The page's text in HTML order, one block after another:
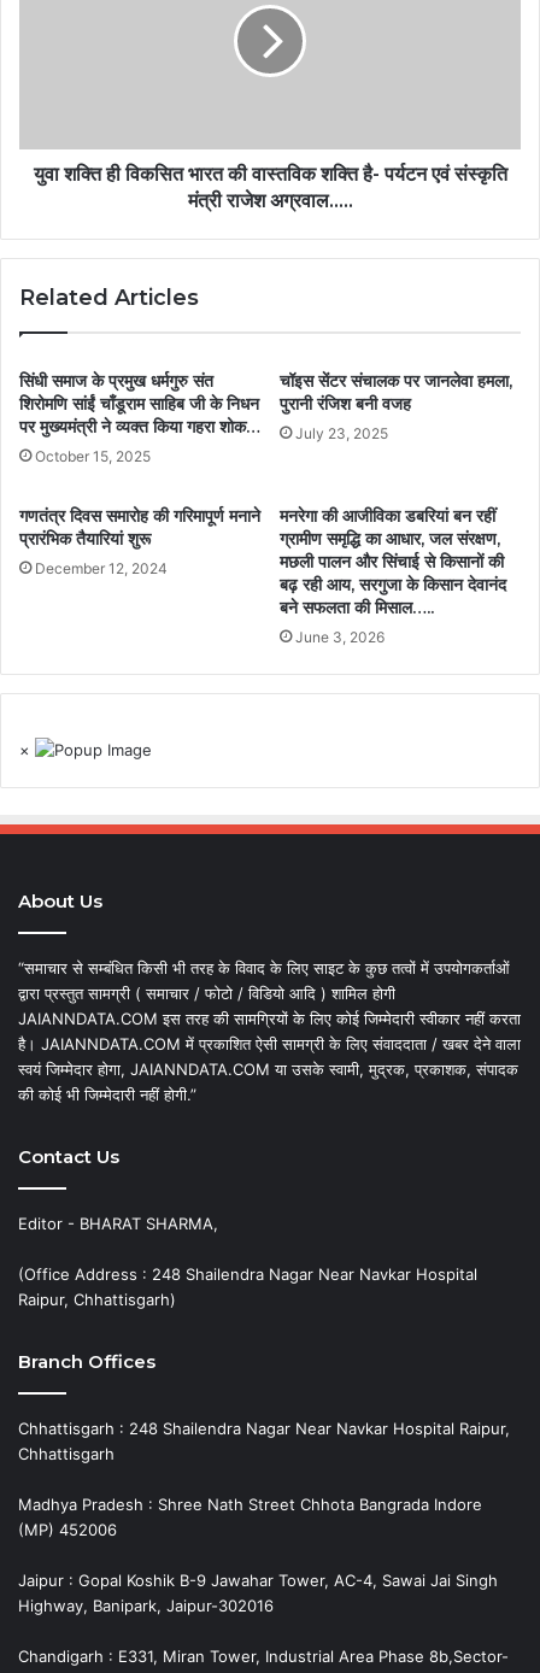
युवा शक्ति ही विकसित भारत की वास्तविक शक्ति है- पर्यटन एवं संस्कृति
मंत्री राजेश अग्रवाल…..
Related Articles
सिंधी समाज के प्रमुख धर्मगुरु संत
शिरोमणि सांईं चाँडूराम साहिब जी के निधन
पर मुख्यमंत्री ने व्यक्त किया गहरा शोक…
October 15, 2025
चॉइस सेंटर संचालक पर जानलेवा हमला,
पुरानी रंजिश बनी वजह
July 23, 2025
गणतंत्र दिवस समारोह की गरिमापूर्ण मनाने
प्रारंभिक तैयारियां शुरू
December 12, 2024
मनरेगा की आजीविका डबरियां बन रहीं
ग्रामीण समृद्धि का आधार, जल संरक्षण,
मछली पालन और सिंचाई से किसानों की
बढ़ रही आय, सरगुजा के किसान देवानंद
बने सफलता की मिसाल…..
June 3, 2026
×
About Us
“समाचार से सम्बंधित किसी भी तरह के विवाद के लिए साइट के कुछ तत्वों में उपयोगकर्ताओं
द्वारा प्रस्तुत सामग्री ( समाचार / फोटो / विडियो आदि ) शामिल होगी
JAIANNDATA.COM इस तरह की सामग्रियों के लिए कोई जिम्मेदारी स्वीकार नहीं करता
है। JAIANNDATA.COM में प्रकाशित ऐसी सामग्री के लिए संवाददाता / खबर देने वाला
स्वयं जिम्मेदार होगा, JAIANNDATA.COM या उसके स्वामी, मुद्रक, प्रकाशक, संपादक
की कोई भी जिम्मेदारी नहीं होगी.”
Contact Us
Editor - BHARAT SHARMA,
(Office Address : 248 Shailendra Nagar Near Navkar Hospital
Raipur, Chhattisgarh)
Branch Offices
Chhattisgarh : 248 Shailendra Nagar Near Navkar Hospital Raipur,
Chhattisgarh
Madhya Pradesh : Shree Nath Street Chhota Bangrada Indore
(MP) 452006
Jaipur : Gopal Koshik B-9 Jawahar Tower, AC-4, Sawai Jai Singh
Highway, Banipark, Jaipur-302016
Chandigarh : E331, Miran Tower, Industrial Area Phase 8b,Sector-